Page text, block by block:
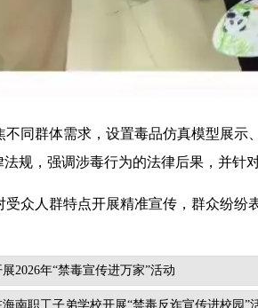
不同群体需求，设置毒品仿真模型展示
规，强调涉毒行为的法律后果，并针
受众人群特点开展精准宣传，群众纷
2026年“禁毒宣传进万家”活动
南职工子弟学校开展“禁毒反诈宣传进校园”